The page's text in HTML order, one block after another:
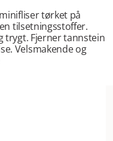
tørket på
tilsetningsstoffer.
trygt. Fjerner tannstein
Velsmakende og